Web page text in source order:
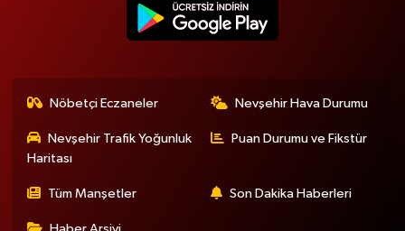
Nöbetçi Eczaneler Nevşehir Hava Durumu
Nevşehir Trafik Yoğunluk
Haritası
Puan Durumu ve Fikstür
Tüm Manşetler Son Dakika Haberleri